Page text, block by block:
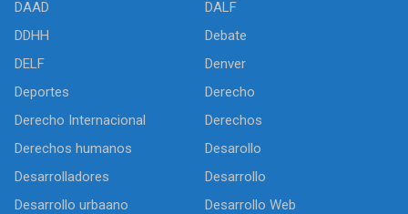
DAAD
DALF
DDHH
Debate
DELF
Denver
Deportes
Derecho
Derecho Internacional
Derechos
Derechos humanos
Desarollo
Desarrolladores
Desarrollo
Desarrollo urbaano
Desarrollo Web